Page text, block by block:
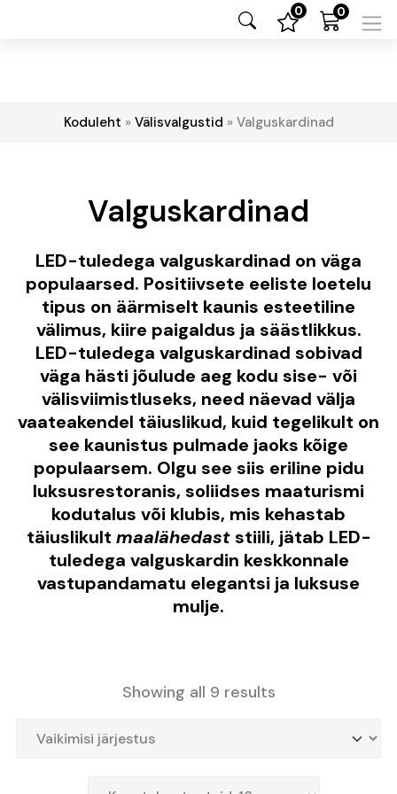
0 0
Koduleht » Välisvalgustid » Valguskardinad
Valguskardinad
LED-tuledega valguskardinad on väga
populaarsed. Positiivsete eeliste loetelu
tipus on äärmiselt kaunis esteetiline
välimus, kiire paigaldus ja säästlikkus.
LED-tuledega valguskardinad sobivad
väga hästi jõulude aeg kodu sise- või
välisviimistluseks, need näevad välja
vaateakendel täiuslikud, kuid tegelikult on
see kaunistus pulmade jaoks kõige
populaarsem. Olgu see siis eriline pidu
luksusrestoranis, soliidses maaturismi
kodutalus või klubis, mis kehastab
täiuslikult maalähedaststiili, jätab LED-
tuledega valguskardin keskkonnale
vastupandamatu elegantsi ja luksuse
mulje.
Showing all 9 results